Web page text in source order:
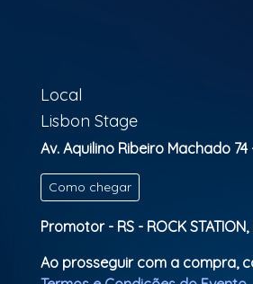
Local
Lisbon Stage
Av. Aquilino Ribeiro Machado 74
Como chegar
Promotor - RS - ROCK STATION,
Ao prosseguir com a compra,